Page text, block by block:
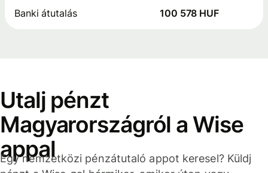
Banki átutalás 100 578 HUF
Utalj pénzt
Magyarországról a Wise
appal
Egy nemzetközi pénzátutaló appot keresel? Küldj